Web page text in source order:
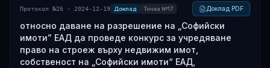
Протокол №26 · 2024-12-19 Доклад Точка №17 Доклад PDF
относно даване на разрешение на „Софийски
имоти” ЕАД да проведе конкурс за учредяване
право на строеж върху недвижим имот,
собственост на „Софийски имоти“ ЕАД,